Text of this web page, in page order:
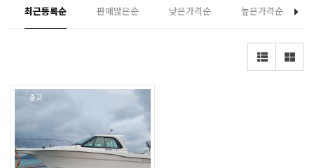
최근등록순 판매많은순 낮은가격순 높은가격순
중고